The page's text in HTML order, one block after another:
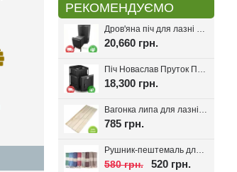
РЕКОМЕНДУЄМО
Дров'яна піч для лазні PAL PR-18L
20,660 грн.
Піч Новаслав Пруток ПКС-01П, до 12м.куб.
18,300 грн.
Вагонка липа для лазні Valte Classic 70*14мм. (Перший сорт)
785 грн.
Рушник-пештемаль для лазні, хамаму, на пляж Діамант, вибір кольору
580 грн. 520 грн.